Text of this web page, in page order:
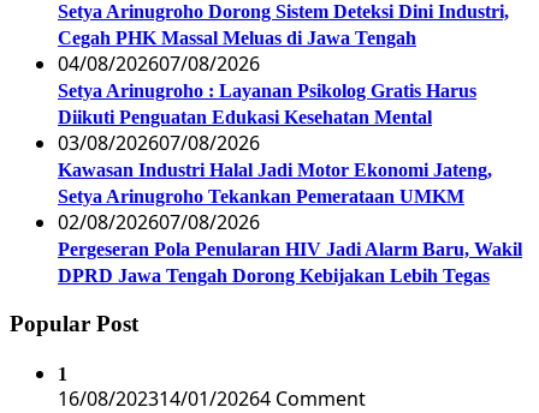
Setya Arinugroho Dorong Sistem Deteksi Dini Industri,
Cegah PHK Massal Meluas di Jawa Tengah
04/08/202607/08/2026
Setya Arinugroho : Layanan Psikolog Gratis Harus
Diikuti Penguatan Edukasi Kesehatan Mental
03/08/202607/08/2026
Kawasan Industri Halal Jadi Motor Ekonomi Jateng,
Setya Arinugroho Tekankan Pemerataan UMKM
02/08/202607/08/2026
Pergeseran Pola Penularan HIV Jadi Alarm Baru, Wakil
DPRD Jawa Tengah Dorong Kebijakan Lebih Tegas
Popular Post
1
16/08/202314/01/20264 Comment